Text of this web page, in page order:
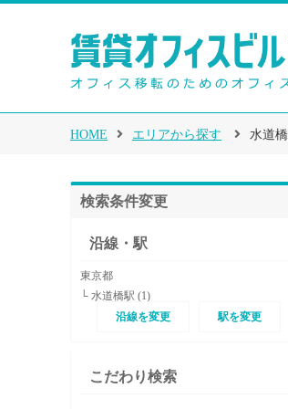
HOME エリアから探す 水道
検索条件変更
沿線・駅
東京都
└ 水道橋駅 (1)
沿線を変更
駅を変更
こだわり検索